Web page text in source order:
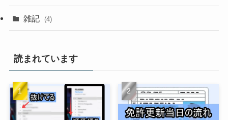
雑記 (4)
読まれています